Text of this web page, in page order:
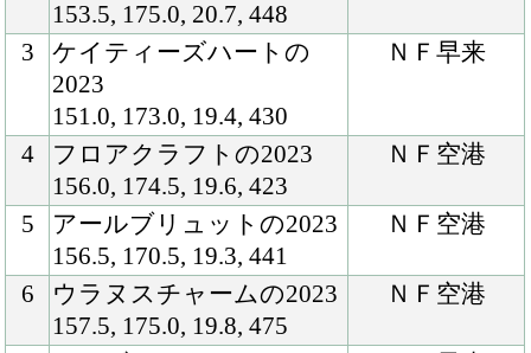
アールブリュットの2023
156.5, 170.5, 19.3, 441
ＮＦ空港
6 ウラヌスチャームの2023
157.5, 175.0, 19.8, 475
ＮＦ空港
シーブルックの2023
158.0, 184.0, 21.1, 490
ＮＦ早来
8 ラッキーダイムの2023
157.0, 173.0, 21.3, 478
ＮＦ空港
9
ラドラーダの2023
154.0, 179.0, 21.0, 490
ＮＦ空港
カヴァートラブの2023
161.0, 183.5, 21.8, 552
ＮＦ早来
コントラチェックの2023
150.5, 175.5, 20.3, 431
ＮＦ早来